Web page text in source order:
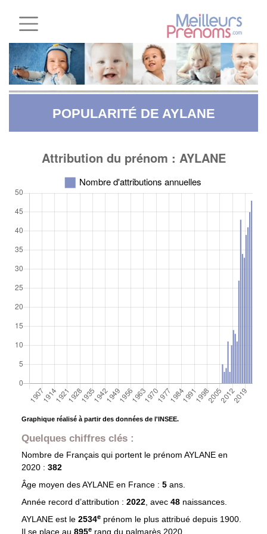
POPULARITÉ DE AYLANE
Graphique réalisé à partir des données de l'INSEE.
Quelques chiffres clés :
Nombre de Français qui portent le prénom AYLANE en
2020 : 382
Âge moyen desAYLANEen France : 5 ans.
Année record d’attribution : 2022, avec 48 naissances.
AYLANE est le 2534eprénom le plus attribué depuis 1900.
Il se place au 895e rang du palmarès 2020.